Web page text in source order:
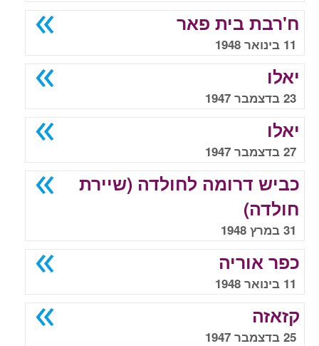
ח'רבת בית פאר
11 בינואר 1948
יאלו
23 בדצמבר 1947
יאלו
27 בדצמבר 1947
כביש דרומה לחולדה (שיירת
חולדה)
31 במרץ 1948
כפר אוריה
11 בינואר 1948
קזאזה
25 בדצמבר 1947